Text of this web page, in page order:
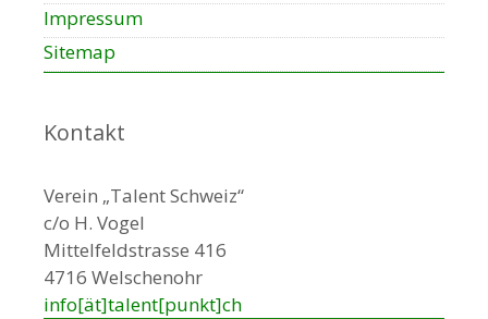
Impressum
Sitemap
Kontakt
Verein „Talent Schweiz“
c/o H. Vogel
Mittelfeldstrasse 416
4716 Welschenohr
info[ät]talent[punkt]ch